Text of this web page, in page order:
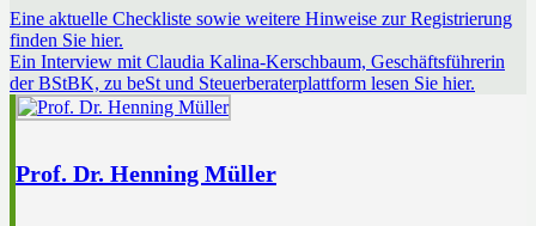
Eine aktuelle Checkliste sowie weitere Hinweise zur Registrierung
finden Sie hier.
Ein Interview mit Claudia Kalina-Kerschbaum, Geschäftsführerin
der BStBK, zu beSt und Steuerberaterplattform lesen Sie hier.
Prof. Dr. Henning Müller